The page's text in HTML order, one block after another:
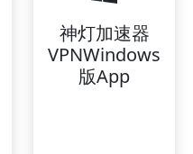
神灯加速器
VPNWindows
版App